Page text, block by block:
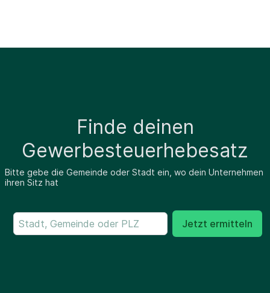
Finde deinen
Gewerbesteuerhebesatz
Bitte gebe die Gemeinde oder Stadt ein, wo dein Unternehmen
ihren Sitz hat
Jetzt ermitteln